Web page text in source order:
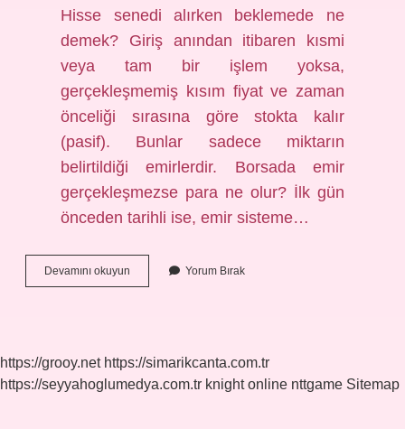
Hisse senedi alırken beklemede ne
demek? Giriş anından itibaren kısmi
veya tam bir işlem yoksa,
gerçekleşmemiş kısım fiyat ve zaman
önceliği sırasına göre stokta kalır
(pasif). Bunlar sadece miktarın
belirtildiği emirlerdir. Borsada emir
gerçekleşmezse para ne olur? İlk gün
önceden tarihli ise, emir sisteme…
Devamını okuyun
Senedi
Yorum Bırak
https://grooy.net https://simarikcanta.com.tr
https://seyyahoglumedya.com.tr knight online nttgame Sitemap